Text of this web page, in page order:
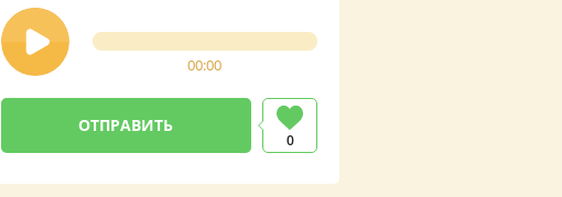
Путина ко Дню рождения мужа
Арсена
00:00
0